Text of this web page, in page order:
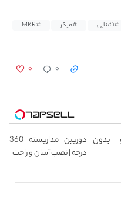
#آشنایی #میکر
#MKR
۰ ۰
بدون
دوربین مداربسته 360
درجه | نصب آسان و راحت